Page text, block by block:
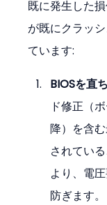
既に発生した
が既にクラッ
ています:
BIOSを直
ド修正（
降）を含
されてい
より、電
防ぎます。